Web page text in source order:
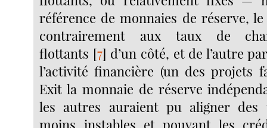
référence de monnaies de réserve,
contrairement aux taux de
flottants [7] d’un côté, et de l’autre
l’activité financière (un des projets
Exit la monnaie de réserve
les autres auraient pu aligner des
moins instables et pouvant les